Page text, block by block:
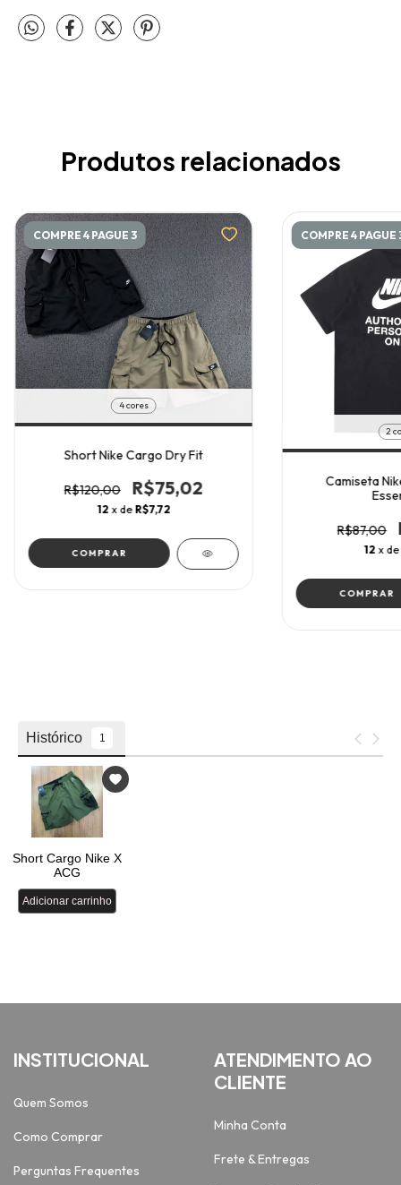
Produtos relacionados
COMPRE 4 PAGUE 3
4 cores
Short Nike Cargo Dry Fit
R$120,00 R$75,02
12 x de R$7,72
COMPRAR
COMPRE 4 PAGUE
2
Camiseta
R$87,00
12 x de
COMPRAR
INSTITUCIONAL
Quem Somos
Como Comprar
Perguntas Frequentes
ATENDIMENTO AO
CLIENTE
Minha Conta
Frete & Entregas